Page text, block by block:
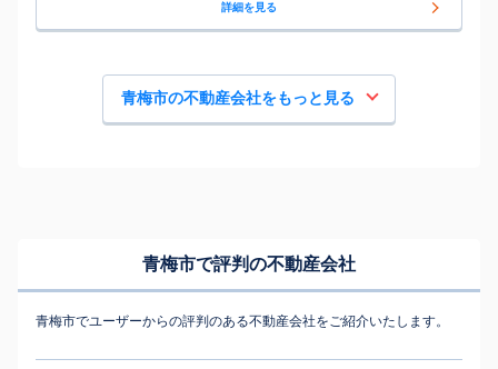
詳細を見る
青梅市の不動産会社をもっと見る
青梅市で評判の不動産会社
青梅市でユーザーからの評判のある不動産会社をご紹介いたします。